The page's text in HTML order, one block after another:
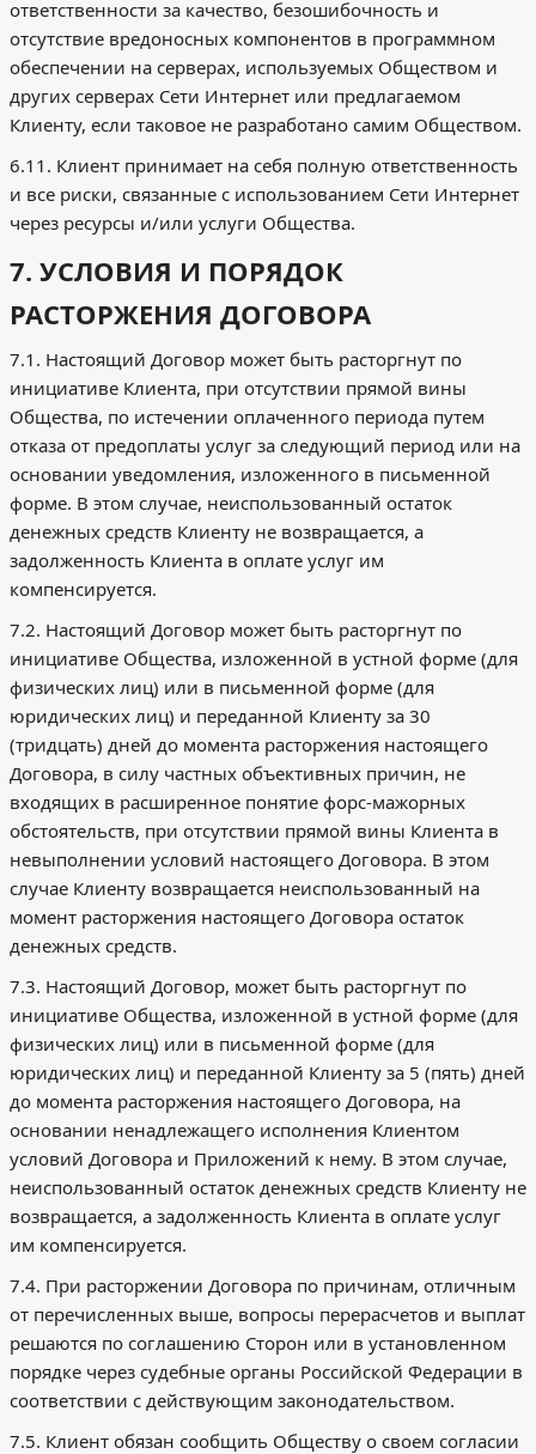
ответственности за качество, безошибочность и
отсутствие вредоносных компонентов в программном
обеспечении на серверах, используемых Обществом и
других серверах Сети Интернет или предлагаемом
Клиенту, если таковое не разработано самим Обществом.
6.11. Клиент принимает на себя полную ответственность
и все риски, связанные с использованием Сети Интернет
через ресурсы и/или услуги Общества.
7. УСЛОВИЯ И ПОРЯДОК
РАСТОРЖЕНИЯ ДОГОВОРА
7.1. Настоящий Договор может быть расторгнут по
инициативе Клиента, при отсутствии прямой вины
Общества, по истечении оплаченного периода путем
отказа от предоплаты услуг за следующий период или на
основании уведомления, изложенного в письменной
форме. В этом случае, неиспользованный остаток
денежных средств Клиенту не возвращается, а
задолженность Клиента в оплате услуг им
компенсируется.
7.2. Настоящий Договор может быть расторгнут по
инициативе Общества, изложенной в устной форме (для
физических лиц) или в письменной форме (для
юридических лиц) и переданной Клиенту за 30
(тридцать) дней до момента расторжения настоящего
Договора, в силу частных объективных причин, не
входящих в расширенное понятие форс-мажорных
обстоятельств, при отсутствии прямой вины Клиента в
невыполнении условий настоящего Договора. В этом
случае Клиенту возвращается неиспользованный на
момент расторжения настоящего Договора остаток
денежных средств.
7.3. Настоящий Договор, может быть расторгнут по
инициативе Общества, изложенной в устной форме (для
физических лиц) или в письменной форме (для
юридических лиц) и переданной Клиенту за 5 (пять) дней
до момента расторжения настоящего Договора, на
основании ненадлежащего исполнения Клиентом
условий Договора и Приложений к нему. В этом случае,
неиспользованный остаток денежных средств Клиенту не
возвращается, а задолженность Клиента в оплате услуг
им компенсируется.
7.4. При расторжении Договора по причинам, отличным
от перечисленных выше, вопросы перерасчетов и выплат
решаются по соглашению Сторон или в установленном
порядке через судебные органы Российской Федерации в
соответствии с действующим законодательством.
7.5. Клиент обязан сообщить Обществу о своем согласии